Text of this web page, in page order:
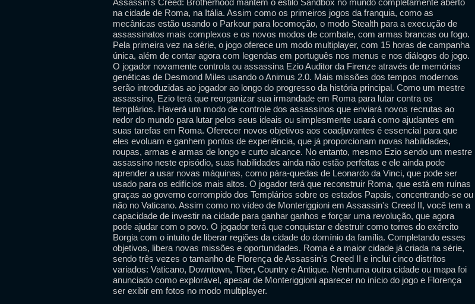
Assassin's Creed: Brotherhood mantém o estilo Sandbox no mundo completamente aberto
na cidade de Roma, na Itália. Assim como os primeiros jogos da franquia, como as
mecânicas estão usando o Parkour para locomoção, o modo Stealth para a execução de
assassinatos mais complexos e os novos modos de combate, com armas brancas ou fogo.
Pela primeira vez na série, o jogo oferece um modo multiplayer, com 15 horas de campanha
única, além de contar agora com legendas em português nos menus e nos diálogos do jogo.
O jogador novamente controla ou assassina Ezio Auditor da Firenze através de memórias
genéticas de Desmond Miles usando o Animus 2.0. Mais missões dos tempos modernos
serão introduzidas ao jogador ao longo do progresso da história principal. Como um mestre
assassino, Ezio terá que reorganizar sua irmandade em Roma para lutar contra os
templários. Haverá um modo de controle dos assassinos que enviará novos recrutas ao
redor do mundo para lutar pelos seus ideais ou simplesmente usará como ajudantes em
suas tarefas em Roma. Oferecer novos objetivos aos coadjuvantes é essencial para que
eles evoluam e ganhem pontos de experiência, que já proporcionam novas habilidades,
roupas, armas e armas de longo e curto alcance. No entanto, mesmo Ezio sendo um mestre
assassino neste episódio, suas habilidades ainda não estão perfeitas e ele ainda pode
aprender a usar novas máquinas, como pára-quedas de Leonardo da Vinci, que pode ser
usado para os edifícios mais altos. O jogador terá que reconstruir Roma, que está em ruínas
graças ao governo corrompido dos Templários sobre os estados Papais, concentrando-se ou
não no Vaticano. Assim como no vídeo de Monteriggioni em Assassin's Creed II, você tem a
capacidade de investir na cidade para ganhar ganhos e forçar uma revolução, que agora
pode ajudar com o povo. O jogador terá que conquistar e destruir como torres do exército
Borgia com o intuito de liberar regiões da cidade do domínio da família. Completando esses
objetivos, libera novas missões e oportunidades. Roma é a maior cidade já criada na série,
sendo três vezes o tamanho de Florença de Assassin's Creed II e inclui cinco distritos
variados: Vaticano, Downtown, Tiber, Country e Antique. Nenhuma outra cidade ou mapa foi
anunciado como explorável, apesar de Monteriggioni aparecer no início do jogo e Florença
ser exibir em fotos no modo multiplayer.